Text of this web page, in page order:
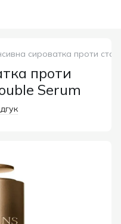
сироватка проти
проти
Serum